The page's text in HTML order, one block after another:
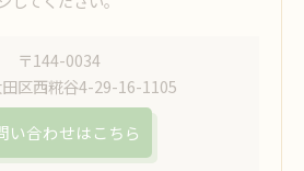
〒144-0034
区西糀谷4-29-16-1105
い合わせはこちら